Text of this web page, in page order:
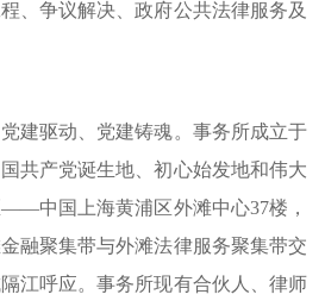
、争议解决、政府公共法律服务及
建驱动、党建铸魂。事务所成立于
共产党诞生地、初心始发地和伟大
——中国上海黄浦区外滩中心37楼，
融聚集带与外滩法律服务聚集带交
江呼应。事务所现有合伙人、 律师